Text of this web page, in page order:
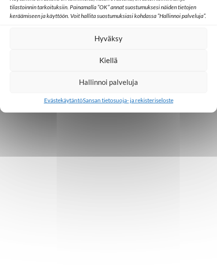
tilastoinnin tarkoituksiin. Painamalla ”OK” annat suostumuksesi näiden tietojen
keräämiseen ja käyttöön. Voit hallita suostumuksiasi kohdassa ”Hallinnoi palveluja”.
Hyväksy
Kiellä
Hallinnoi palveluja
EvästekäytäntöSansan tietosuoja- ja rekisteriseloste